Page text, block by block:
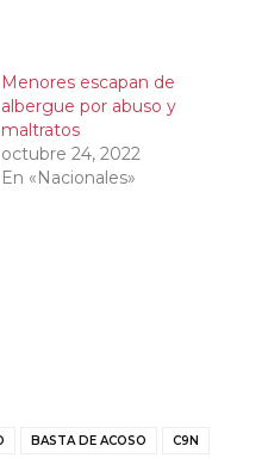
Menores escapan de
albergue por abuso y
maltratos
octubre 24, 2022
En «Nacionales»
BASTA DE ACOSO C9N